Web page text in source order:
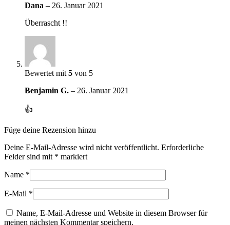
Dana – 26. Januar 2021
Überrascht !!
Bewertet mit 5 von 5
Benjamin G. – 26. Januar 2021
👍
Füge deine Rezension hinzu
Deine E-Mail-Adresse wird nicht veröffentlicht. Erforderliche
Felder sind mit * markiert
Name *
E-Mail *
Name, E-Mail-Adresse und Website in diesem Browser für
meinen nächsten Kommentar speichern.